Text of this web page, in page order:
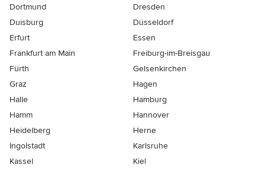
Dortmund
Dresden
Duisburg
Düsseldorf
Erfurt
Essen
Frankfurt am Main
Freiburg-im-Breisgau
Fürth
Gelsenkirchen
Graz
Hagen
Halle
Hamburg
Hamm
Hannover
Heidelberg
Herne
Ingolstadt
Karlsruhe
Kassel
Kiel